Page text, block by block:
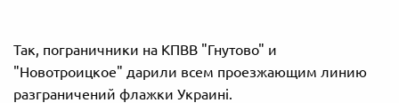
Так, пограничники на КПВВ "Гнутово" и
"Новотроицкое" дарили всем проезжающим линию
разграничений флажки Украині.